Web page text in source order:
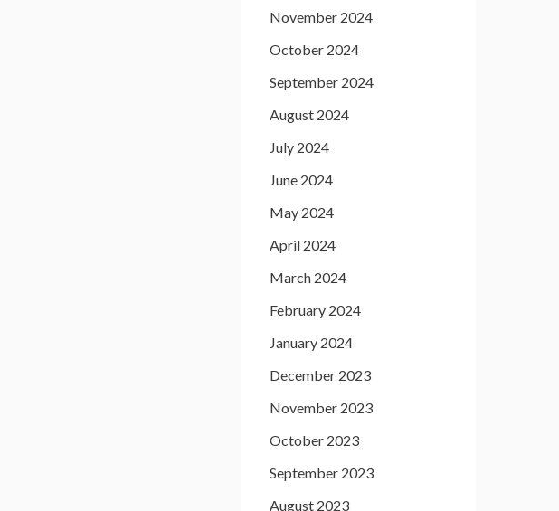
November 2024
October 2024
September 2024
August 2024
July 2024
June 2024
May 2024
April 2024
March 2024
February 2024
January 2024
December 2023
November 2023
October 2023
September 2023
August 2023